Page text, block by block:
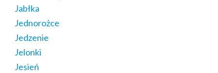
Jabłka
Jednorożce
Jedzenie
Jelonki
Jesień